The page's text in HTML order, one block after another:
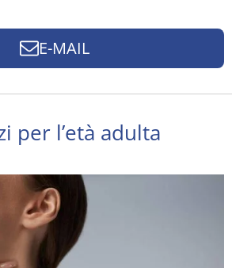
E-MAIL
per l’età adulta